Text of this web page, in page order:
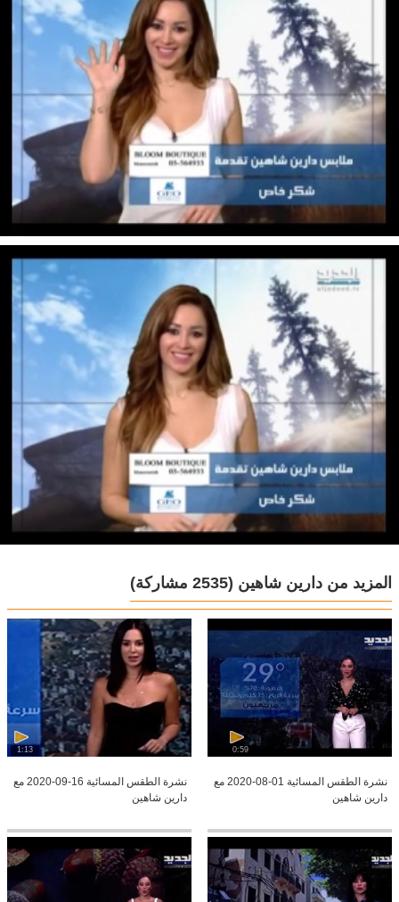
المزيد من دارين شاهين (2535 مشاركة)
0:59
نشرة الطقس المسائية 01-08-2020 مع
دارين شاهين
1:13
نشرة الطقس المسائية 16-09-2020 مع
دارين شاهين